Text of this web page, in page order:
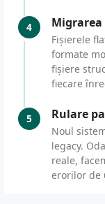
4
Fișierele
formate
fișiere
fiecare
5 Rulare
Noul
legacy.
reale,
erorilor de